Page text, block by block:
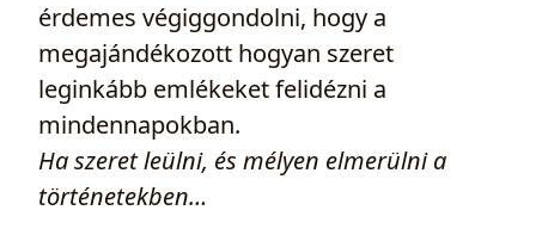
érdemes végiggondolni, hogy a
megajándékozott hogyan szeret
leginkább emlékeket felidézni a
mindennapokban.
Ha szeret leülni, és mélyen elmerülni a
történetekben…